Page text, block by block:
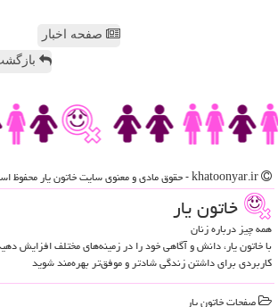
صفحه اخبار
خاتون یار
همه چیز درباره زنان
با خاتون یار، دانش و آگاهی خود را در زمینه‌های مختلف افزایش
کاربردی برای داشتن زندگی شادتر و موفق‌تر بهره‌مند شوید
صفحات خاتون یار